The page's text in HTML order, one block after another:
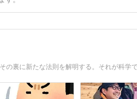
の裏に新たな法則を解明する。それが科学